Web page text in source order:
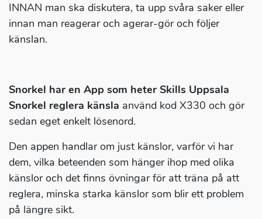
INNAN man ska diskutera, ta upp svåra saker eller
innan man reagerar och agerar-gör och följer
känslan.
Snorkel har en App som heter Skills Uppsala
Snorkel reglera känsla använd kod X330 och gör
sedan eget enkelt lösenord.
Den appen handlar om just känslor, varför vi har
dem, vilka beteenden som hänger ihop med olika
känslor och det finns övningar för att träna på att
reglera, minska starka känslor som blir ett problem
på längre sikt.